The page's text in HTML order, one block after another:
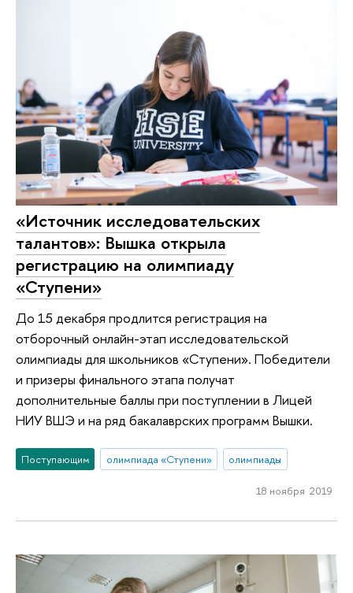
«Источник исследовательских
талантов»: Вышка открыла
регистрацию на олимпиаду
«Ступени»
До 15 декабря продлится регистрация на
отборочный онлайн-этап исследовательской
олимпиады для школьников «Ступени». Победители
и призеры финального этапа получат
дополнительные баллы при поступлении в Лицей
НИУ ВШЭ и на ряд бакалаврских программ Вышки.
Поступающим олимпиада «Ступени» олимпиады
18 ноября 2019